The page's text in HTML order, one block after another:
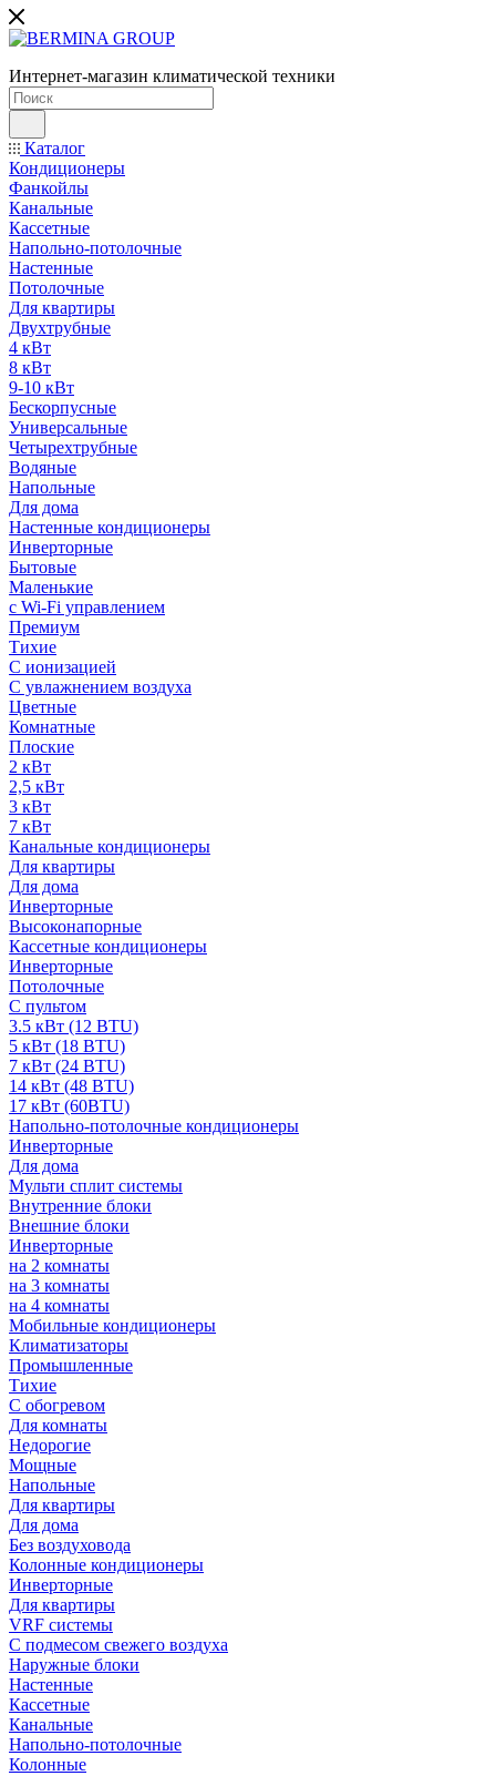
Интернет-магазин климатической техники
Каталог
Кондиционеры
Фанкойлы
Канальные
Кассетные
Напольно-потолочные
Настенные
Потолочные
Для квартиры
Двухтрубные
4 кВт
8 кВт
9-10 кВт
Бескорпусные
Универсальные
Четырехтрубные
Водяные
Напольные
Для дома
Настенные кондиционеры
Инверторные
Бытовые
Маленькие
с Wi-Fi управлением
Премиум
Тихие
С ионизацией
С увлажнением воздуха
Цветные
Комнатные
Плоские
2 кВт
2,5 кВт
3 кВт
7 кВт
Канальные кондиционеры
Для квартиры
Для дома
Инверторные
Высоконапорные
Кассетные кондиционеры
Инверторные
Потолочные
С пультом
3.5 кВт (12 BTU)
5 кВт (18 BTU)
7 кВт (24 BTU)
14 кВт (48 BTU)
17 кВт (60BTU)
Напольно-потолочные кондиционеры
Инверторные
Для дома
Мульти сплит системы
Внутренние блоки
Внешние блоки
Инверторные
на 2 комнаты
на 3 комнаты
на 4 комнаты
Мобильные кондиционеры
Климатизаторы
Промышленные
Тихие
С обогревом
Для комнаты
Недорогие
Мощные
Напольные
Для квартиры
Для дома
Без воздуховода
Колонные кондиционеры
Инверторные
Для квартиры
VRF системы
С подмесом свежего воздуха
Наружные блоки
Настенные
Кассетные
Канальные
Напольно-потолочные
Колонные